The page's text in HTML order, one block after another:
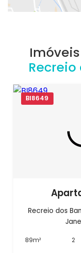
BI8649
Recreio dos
89m² 2